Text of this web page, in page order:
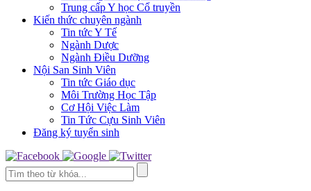
Trung cấp Y học Cổ truyền
Kiến thức chuyên ngành
Tin tức Y Tế
Ngành Dược
Ngành Điều Dưỡng
Nội San Sinh Viên
Tin tức Giáo dục
Môi Trường Học Tập
Cơ Hội Việc Làm
Tin Tức Cựu Sinh Viên
Đăng ký tuyển sinh